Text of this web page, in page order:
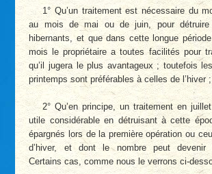
1° Qu’un traitement est nécessaire du
au mois de mai ou de juin, pour détruire
hibernants, et que dans cette longue
mois le propriétaire a toutes facilités pour
qu’il jugera le plus avantageux ; toutefois
printemps sont préférables à celles de l’hiver ;
2° Qu’en principe, un traitement en
utile considérable en détruisant à cette
épargnés lors de la première opération ou
d’hiver, et dont le nombre peut devenir
Certains cas, comme nous le verrons ci-